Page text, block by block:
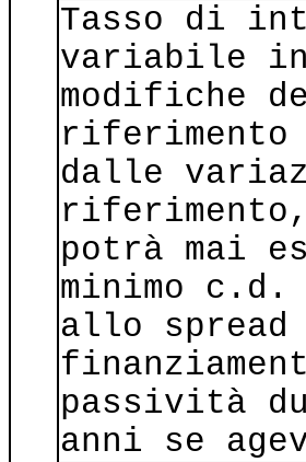
Tasso di
variabile
modifiche
riferimento
dalle
potrà mai
minimo
allo
passività
anni se